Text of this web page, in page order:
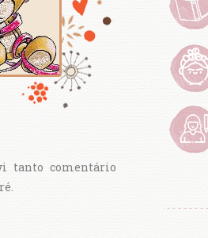
tanto comentário